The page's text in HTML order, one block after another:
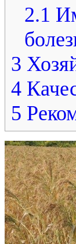
2.1
3
4
5